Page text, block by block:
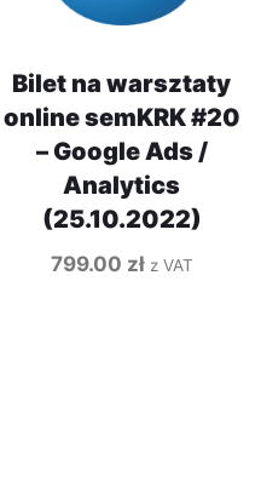
Bilet na warsztaty
online semKRK #20
– Google Ads /
Analytics
(25.10.2022)
799.00 zł z VAT